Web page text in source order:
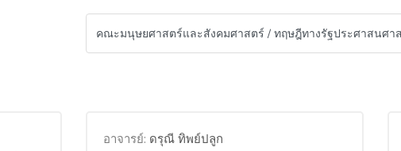
อาจารย์: ดรุณี ทิพย์ปลูก